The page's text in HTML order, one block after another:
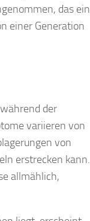
das ein
einer Generation
der
variieren von
von
erstrecken kann.
allmählich,